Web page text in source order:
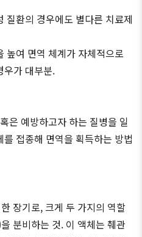
질환의 경우에도 별다른 치료제
높여 면역 체계가 자체적으로
우가 대부분.
은 예방하고자 하는 질병을 일
접종해 면역을 획득하는 방법
장기로, 크게 두 가지의 역할
분비하는 것. 이 액체는 췌관